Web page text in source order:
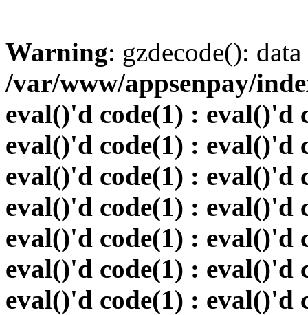
Warning: gzdecode():
/var/www/appsenpay/
eval()'d code(1) : eval()'d
eval()'d code(1) : eval()'d
eval()'d code(1) : eval()'d
eval()'d code(1) : eval()'d
eval()'d code(1) : eval()'d
eval()'d code(1) : eval()'d
eval()'d code(1) : eval()'d